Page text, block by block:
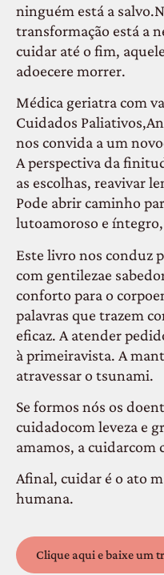
ninguém está a
transformação está a
cuidar até o fim,
adoecere morrer.
Médica geriatra com
Cuidados
nos convida a um
A perspectiva da
as escolhas, reavivar
Pode abrir caminho
lutoamoroso e
Este livro nos conduz
com gentilezae
conforto para o
palavras que trazem
eficaz. A atender
à primeiravista. A
atravessar o tsunami.
Se formos nós os
cuidadocom leveza e
amamos, a cuidarcom
Afinal, cuidar é o ato
humana.
Clique aqui e baixe um